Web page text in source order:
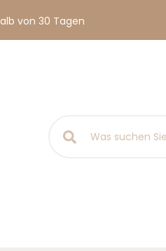
von 30 Tagen